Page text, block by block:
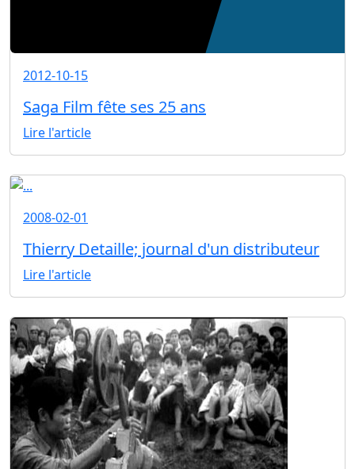
2012-10-15
Saga Film fête ses 25 ans
Lire l'article
2008-02-01
Thierry Detaille; journal d'un distributeur
Lire l'article